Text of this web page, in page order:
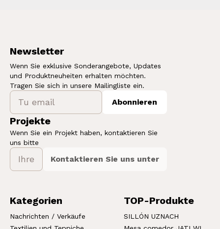
Newsletter
Wenn Sie exklusive Sonderangebote, Updates
und Produktneuheiten erhalten möchten.
Tragen Sie sich in unsere Mailingliste ein.
Abonnieren
Projekte
Wenn Sie ein Projekt haben, kontaktieren Sie
uns bitte
Kontaktieren Sie uns unter
Kategorien
Nachrichten / Verkäufe
TOP-Produkte
SILLÓN UZNACH